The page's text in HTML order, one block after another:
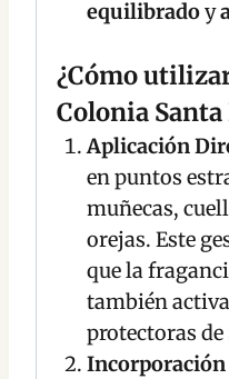
equilibradoy
¿Cómo
Colonia Santa
Aplicación
en puntos
muñecas,
orejas. Este
que la
también
protectoras de